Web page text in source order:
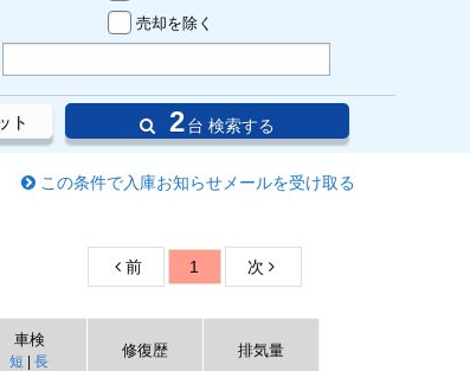
売却を除く
2台 検索する
ト
この条件で入庫お知らせメールを受け取る
前 1 次
車検
短 | 長
修復歴 排気量